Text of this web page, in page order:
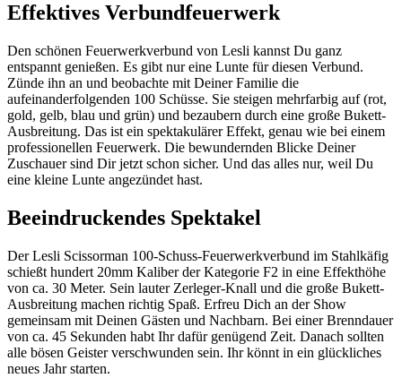
Effektives Verbundfeuerwerk
Den schönen Feuerwerkverbund von Lesli kannst Du ganz
entspannt genießen. Es gibt nur eine Lunte für diesen Verbund.
Zünde ihn an und beobachte mit Deiner Familie die
aufeinanderfolgenden 100 Schüsse. Sie steigen mehrfarbig auf (rot,
gold, gelb, blau und grün) und bezaubern durch eine große Bukett-
Ausbreitung. Das ist ein spektakulärer Effekt, genau wie bei einem
professionellen Feuerwerk. Die bewundernden Blicke Deiner
Zuschauer sind Dir jetzt schon sicher. Und das alles nur, weil Du
eine kleine Lunte angezündet hast.
Beeindruckendes Spektakel
Der Lesli Scissorman 100-Schuss-Feuerwerkverbund im Stahlkäfig
schießt hundert 20mm Kaliber der Kategorie F2 in eine Effekthöhe
von ca. 30 Meter. Sein lauter Zerleger-Knall und die große Bukett-
Ausbreitung machen richtig Spaß. Erfreu Dich an der Show
gemeinsam mit Deinen Gästen und Nachbarn. Bei einer Brenndauer
von ca. 45 Sekunden habt Ihr dafür genügend Zeit. Danach sollten
alle bösen Geister verschwunden sein. Ihr könnt in ein glückliches
neues Jahr starten.